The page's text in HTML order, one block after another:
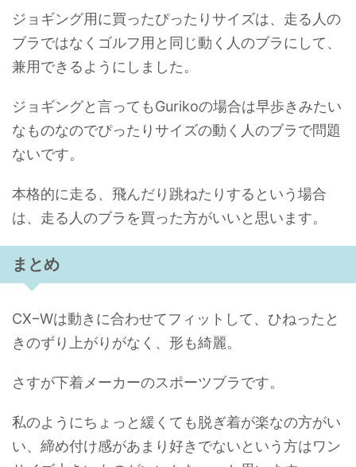
ジョギング用に買ったぴったりサイズは、走る人の
ブラではなくゴルフ用と同じ動く人のブラにして、
兼用できるようにしました。
ジョギングと言ってもGurikoの場合は早歩きみたい
なものなのでぴったりサイズの動く人のブラで問題
ないです。
本格的に走る、飛んだり跳ねたりするという場合
は、走る人のブラを買った方がいいと思います。
まとめ
CX−Wは動きに合わせてフィットして、ひねったと
きのずり上がりがなく、形も綺麗。
さすが下着メーカーのスポーツブラです。
私のようにちょっと緩くても脱ぎ着が楽なの方がい
い、締め付け感があまり好きでないという方はワン